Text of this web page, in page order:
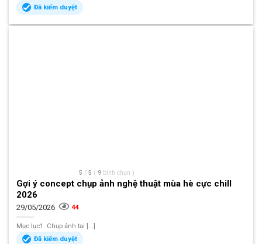
Đã kiểm duyệt
5 / 5 ( 9 bình chọn )
Gợi ý concept chụp ảnh nghệ thuật mùa hè cực chill
2026
29/05/2026 44
Mục lục1. Chụp ảnh tại [...]
Đã kiểm duyệt